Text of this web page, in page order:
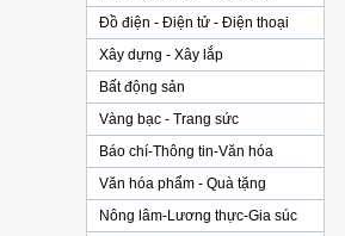
Đồ điện - Điện tử - Điện thoại
Xây dựng - Xây lắp
Bất động sản
Vàng bạc - Trang sức
Báo chí-Thông tin-Văn hóa
Văn hóa phẩm - Quà tặng
Nông lâm-Lương thực-Gia súc